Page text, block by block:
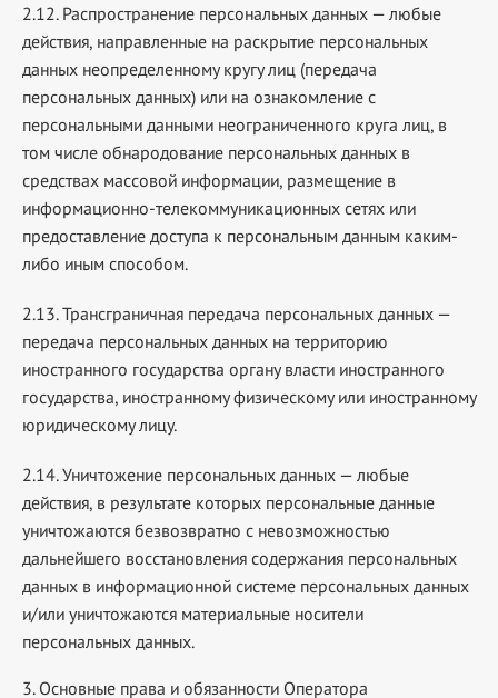
2.12. Распространение персональных данных — любые
действия, направленные на раскрытие персональных
данных неопределенному кругу лиц (передача
персональных данных) или на ознакомление с
персональными данными неограниченного круга лиц, в
том числе обнародование персональных данных в
средствах массовой информации, размещение в
информационно-телекоммуникационных сетях или
предоставление доступа к персональным данным каким-
либо иным способом.
2.13. Трансграничная передача персональных данных —
передача персональных данных на территорию
иностранного государства органу власти иностранного
государства, иностранному физическому или иностранному
юридическому лицу.
2.14. Уничтожение персональных данных — любые
действия, в результате которых персональные данные
уничтожаются безвозвратно с невозможностью
дальнейшего восстановления содержания персональных
данных в информационной системе персональных данных
и/или уничтожаются материальные носители
персональных данных.
3. Основные права и обязанности Оператора